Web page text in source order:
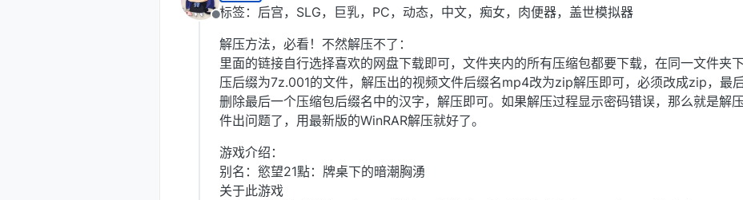
离线
标签：后宫，SLG，巨乳，PC，动态，中文，痴女，肉便器，盖世模拟器
解压方法，必看！不然解压不了：
里面的链接自行选择喜欢的网盘下载即可，文件夹内的所有压缩包都要下载，在同一文件夹
压后缀为7z.001的文件，解压出的视频文件后缀名mp4改为zip解压即可，必须改成zip，最
删除最后一个压缩包后缀名中的汉字，解压即可。如果解压过程显示密码错误，那么就是解
件出问题了，用最新版的WinRAR解压就好了。
游戏介绍：
别名：慾望21點：牌桌下的暗潮胸湧
关于此游戏